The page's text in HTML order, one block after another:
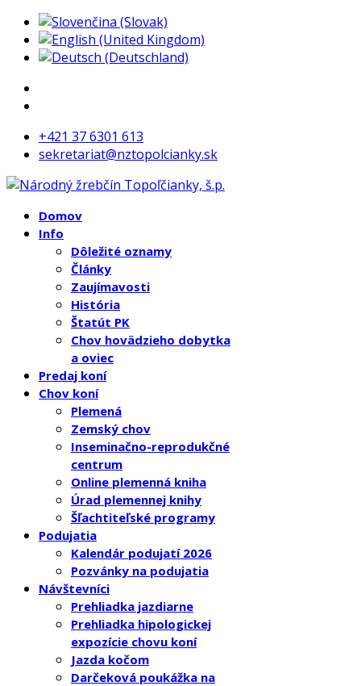
+421 37 6301 613
sekretariat@nztopolcianky.sk
Domov
Info
Dôležité oznamy
Články
Zaujímavosti
História
Štatút PK
Chov hovädzieho dobytka
a oviec
Predaj koní
Chov koní
Plemená
Zemský chov
Inseminačno-reprodukčné
centrum
Online plemenná kniha
Úrad plemennej knihy
Šľachtiteľské programy
Podujatia
Kalendár podujatí 2026
Pozvánky na podujatia
Návštevníci
Prehliadka jazdiarne
Prehliadka hipologickej
expozície chovu koní
Jazda kočom
Darčeková poukážka na